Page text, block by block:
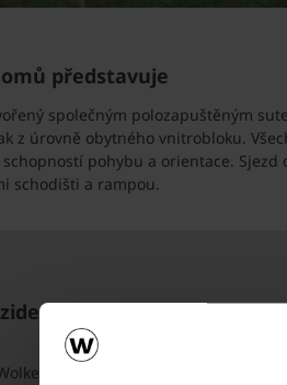
představuje
společným polozapuštěným
z úrovně obytného vnitrobloku.
pohybu a orientace.
schodišti a rampou.
park Nová
v Olomouci -